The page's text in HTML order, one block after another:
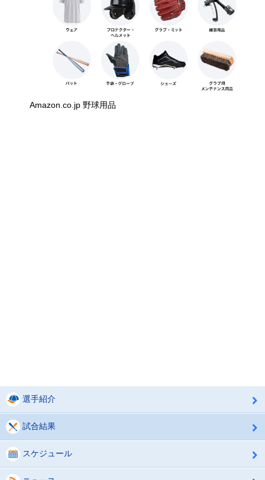
Amazon.co.jp 野球用品
選手紹介
試合結果
スケジュール